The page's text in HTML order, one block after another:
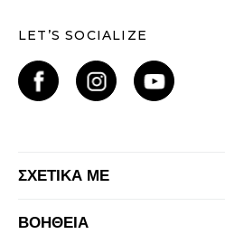
LET’S SOCIALIZE
ΣΧΕΤΙΚΑ ΜΕ
ΒΟΗΘΕΙΑ